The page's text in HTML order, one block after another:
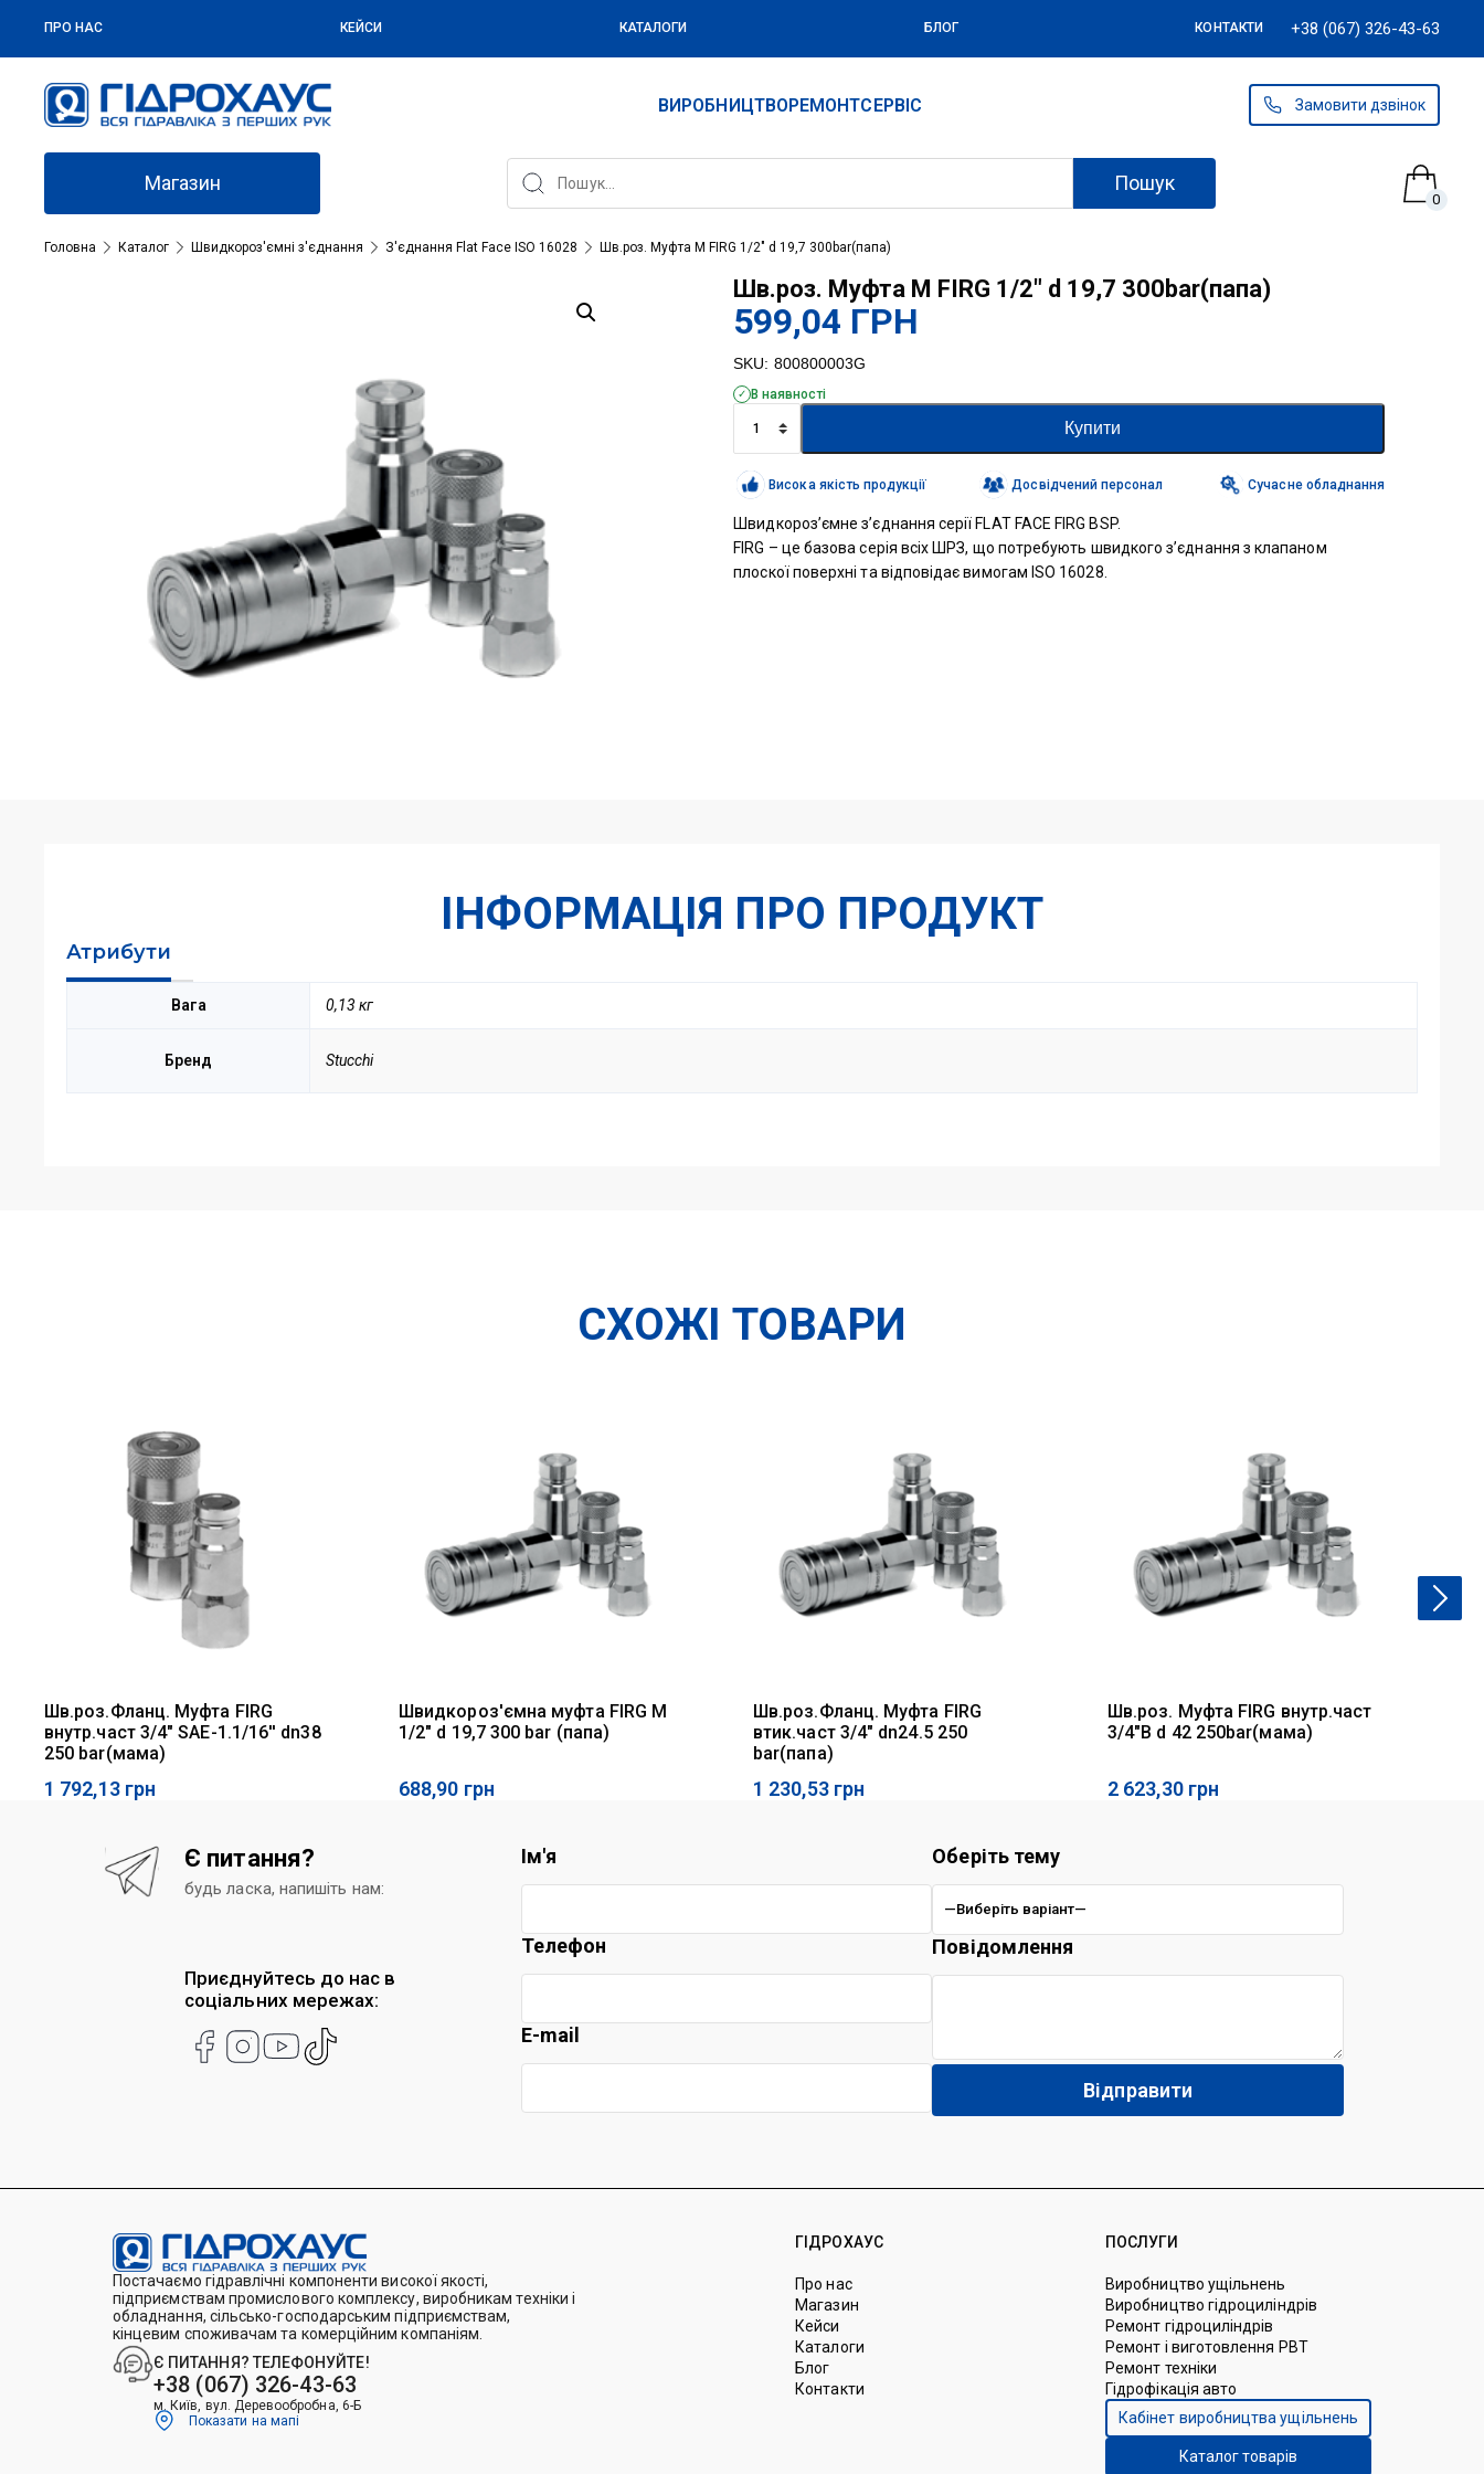
ПРО НАС КЕЙСИ КАТАЛОГИ БЛОГ КОНТАКТИ +38 (067) 326-43-63
ВИРОБНИЦТВОРЕМОНТСЕРВІС Замовити дзвінок
Магазин Пошук
0
Головна Каталог Швидкороз'ємні з'єднання З'єднання Flat Face ISO 16028 Шв.роз. Муфта M FIRG 1/2″ d 19,7 300bar(папа)
Шв.роз. Муфта M FIRG 1/2″ d 19,7 300bar(папа)
599,04 ГРН
SKU: 800800003G
В наявності
Муфта
M
FIRG
1/2"
d
19,7
300bar(папа)
кількість
Купити
Висока якість продукції Досвідчений персонал Сучасне обладнання
Швидкороз’ємне з’єднання серії FLAT FACE FIRG BSP.
FIRG – це базова серія всіх ШРЗ, що потребують швидкого з’єднання з клапаном
плоскої поверхні та відповідає вимогам ISO 16028.
ІНФОРМАЦІЯ ПРО ПРОДУКТ
Атрибути
Вага 0,13 кг
Бренд Stucchi
СХОЖІ ТОВАРИ
Шв.роз.Фланц. Муфта FIRG
внутр.част 3/4" SAE-1.1/16'' dn38
250 bar(мама)
1 792,13 грн
Швидкороз'ємна муфта FIRG M
1/2" d 19,7 300 bar (папа)
688,90 грн
Шв.роз.Фланц. Муфта FIRG
втик.част 3/4" dn24.5 250
bar(папа)
1 230,53 грн
Шв.роз. Муфта FIRG внутр.част
3/4"B d 42 250bar(мама)
2 623,30 грн
Є питання?
будь ласка, напишіть нам:
Приєднуйтесь до нас в
соціальних мережах:
Ім'я
Телефон
E-mail
Оберіть тему
Повідомлення
Постачаємо гідравлічні компоненти високої якості,
підприємствам промислового комплексу, виробникам техніки і
обладнання, сільсько-господарським підприємствам,
кінцевим споживачам та комерційним компаніям.
Є ПИТАННЯ? ТЕЛЕФОНУЙТЕ!
+38 (067) 326-43-63
м. Київ, вул. Деревообробна, 6-Б
Показати на мапі
ГІДРОХАУС
Про нас
Магазин
Кейси
Каталоги
Блог
Контакти
ПОСЛУГИ
Виробництво ущільнень
Виробництво гідроциліндрів
Ремонт гідроциліндрів
Ремонт і виготовлення РВТ
Ремонт техніки
Гідрофікація авто
Кабінет виробництва ущільнень
Каталог товарів